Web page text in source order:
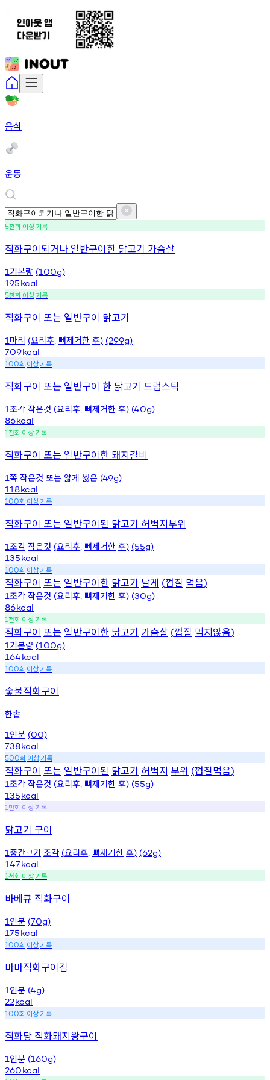
음식
운동
5천회 이상기록
직화구이되거나 일반구이한 닭고기 가슴살
1 기본량 (100g)
195kcal
5천회 이상기록
직화구이 또는 일반구이 닭고기
1 마리 (요리후 뼈제거한 후) (299g)
709kcal
100회 이상기록
직화구이 또는 일반구이 한 닭고기 드럼스틱
1조각 작은것 (요리후 뼈제거한 후) (40g)
86kcal
1천회 이상기록
직화구이 또는 일반구이한 돼지갈비
1쪽 작은것 또는 얇게 썷은 (49g)
118kcal
100회 이상기록
직화구이 또는 일반구이된 닭고기 허벅지부위
1조각 작은것 (요리후 뼈제거한 후) (55g)
135kcal
100회 이상기록
직화구이 또는 일반구이한 닭고기 날게 (껍질 먹음)
1조각 작은것 (요리후 뼈제거한 후) (30g)
86kcal
1천회 이상기록
직화구이 또는 일반구이한 닭고기 가슴살 (껍질 먹지않음)
1 기본량 (100g)
164kcal
100회 이상기록
숯불직화구이
한솥
1 인분 (00)
738kcal
500회 이상기록
직화구이 또는 일반구이된 닭고기 허벅지 부위 (껍질먹음)
1조각 작은것 (요리후 뼈제거한 후) (55g)
135kcal
1 만회 이상기록
닭고기 구이
1중간크기 조각 (요리후 뼈제거한 후) (62g)
147kcal
1천회 이상기록
바베큐 직화구이
1 인분 (70g)
175kcal
100회 이상기록
마마직화구이김
1 인분 (4g)
22kcal
100회 이상기록
직화당 직화돼지왕구이
1 인분 (160g)
260kcal